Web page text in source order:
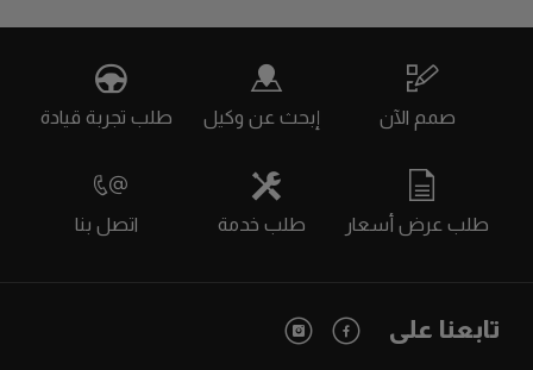
صمم الآن إبحث عن وكيل طلب تجربة قيادة
طلب عرض أسعار طلب خدمة اتصل بنا
تابعنا على